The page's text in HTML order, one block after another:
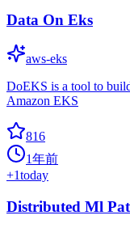
Data On Eks
aws-eks
DoEKS is a tool to
Amazon EKS
816
1年前
+1today
Distributed Ml